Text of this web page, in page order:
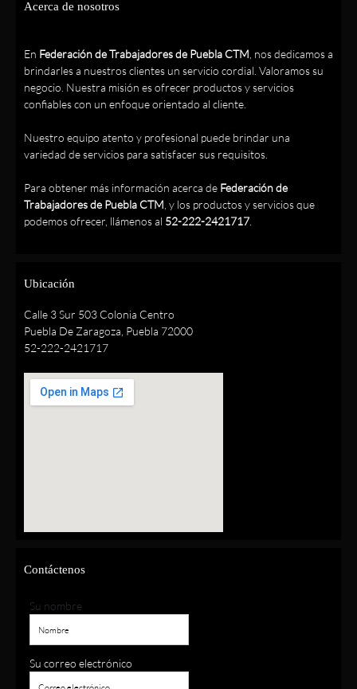
Acerca de nosotros
En Federación de Trabajadores de Puebla CTM , nos dedicamos a
brindarles a nuestros clientes un servicio cordial. Valoramos su
negocio. Nuestra misión es ofrecer productos y servicios
confiables con un enfoque orientado al cliente.
Nuestro equipo atento y profesional puede brindar una
variedad de servicios para satisfacer sus requisitos.
Para obtener más información acerca de Federación de
Trabajadores de Puebla CTM , y los productos y servicios que
podemos ofrecer, llámenos al 52-222-2421717
Ubicación
Calle 3 Sur 503 Colonia Centro
Puebla De Zaragoza, Puebla 72000
52-222-2421717
Contáctenos
Su nombre
Su correo electrónico